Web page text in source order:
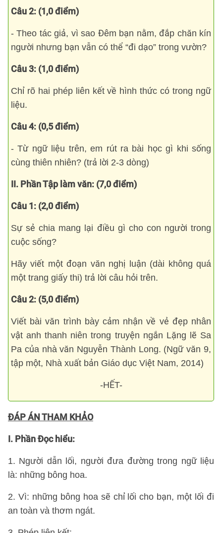
Câu 2: (1,0 điểm)
- Theo tác giả, vì sao Đêm bạn nằm, đắp chăn kín
người nhưng bạn vẫn có thể “đi dạo” trong vườn?
Câu 3: (1,0 điểm)
Chỉ rõ hai phép liên kết về hình thức có trong ngữ
liệu.
Câu 4: (0,5 điểm)
- Từ ngữ liệu trên, em rút ra bài học gì khi sống
cùng thiên nhiên? (trả lời 2-3 dòng)
II. Phần Tập làm văn: (7,0 điểm)
Câu 1: (2,0 điểm)
Sự sẻ chia mang lại điều gì cho con người trong
cuộc sống?
Hãy viết một đoạn văn nghị luận (dài không quá
một trang giấy thi) trả lời câu hỏi trên.
Câu 2: (5,0 điểm)
Viết bài văn trình bày cảm nhận về vẻ đẹp nhân
vật anh thanh niên trong truyện ngắn Lặng lẽ Sa
Pa của nhà văn Nguyễn Thành Long. (Ngữ văn 9,
tập một, Nhà xuất bản Giáo dục Việt Nam, 2014)
-HẾT-
ĐÁP ÁN THAM KHẢO
I. Phần Đọc hiểu:
1. Người dẫn lối, người đưa đường trong ngữ liệu
là: những bông hoa.
2. Vì: những bông hoa sẽ chỉ lối cho bạn, một lối đi
an toàn và thơm ngát.